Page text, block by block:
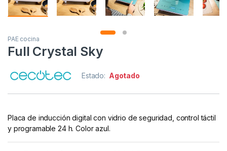
PAE cocina
Full Crystal Sky
Estado: Agotado
Placa de inducción digital con vidrio de seguridad, control táctil
y programable 24 h. Color azul.